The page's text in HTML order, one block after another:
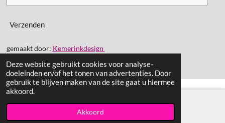
Deze website gebruikt cookies voor analyse-
doeleinden en/of het tonen van advertenties. Door
gebruik te blijven maken van de site gaat u hiermee
akkoord.
Akkoord
Verzenden
gemaakt door: Kemerinkdesign
E-mailadres